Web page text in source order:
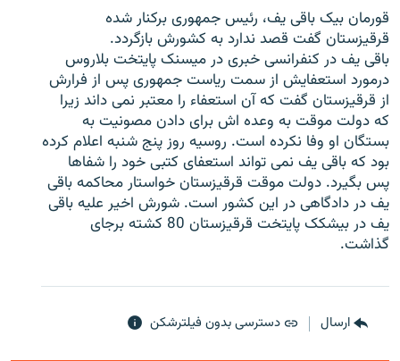
فرکانس‌ها
گزارش‌های تصویری
گزارش‌های ویدئویی
زنان فردا
English
به ما بپیوندید
زبان‌های دیگر
قورمان بیک باقی یف، رئیس جمهوری برکنار شده
قرقیزستان گفت قصد ندارد به کشورش بازگردد.
باقی یف در کنفرانسی خبری در میسنک پایتخت بلاروس
درمورد استعفایش از سمت ریاست جمهوری پس از فرارش
از قرقیزستان گفت که آن استعفاء را معتبر نمی داند زیرا
که دولت موقت به وعده اش برای دادن مصونیت به
بستگان او وفا نکرده است. روسیه روز پنج شنبه اعلام کرده
بود که باقی یف نمی تواند استعفای کتبی خود را شفاها
پس بگیرد. دولت موقت قرقیزستان خواستار محاکمه باقی
یف در دادگاهی در این کشور است. شورش اخیر علیه باقی
یف در بیشکک پایتخت قرقیزستان 80 کشته برجای
گذاشت.
ارسال دسترسی بدون فیلترشکن